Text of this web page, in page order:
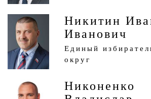
Никитин
Иванович
Единый
округ
Никоненко